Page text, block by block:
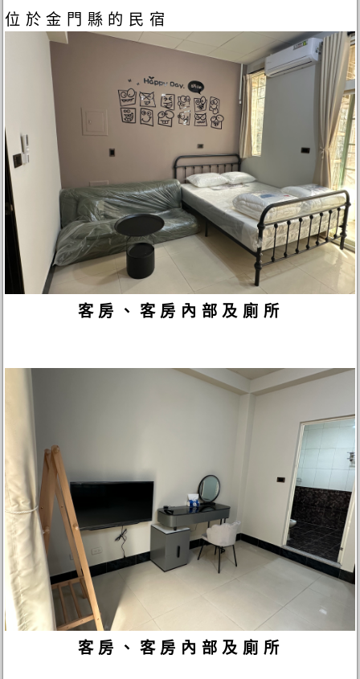
位於金門縣的民宿
客房、客房內部及廁所
客房、客房內部及廁所